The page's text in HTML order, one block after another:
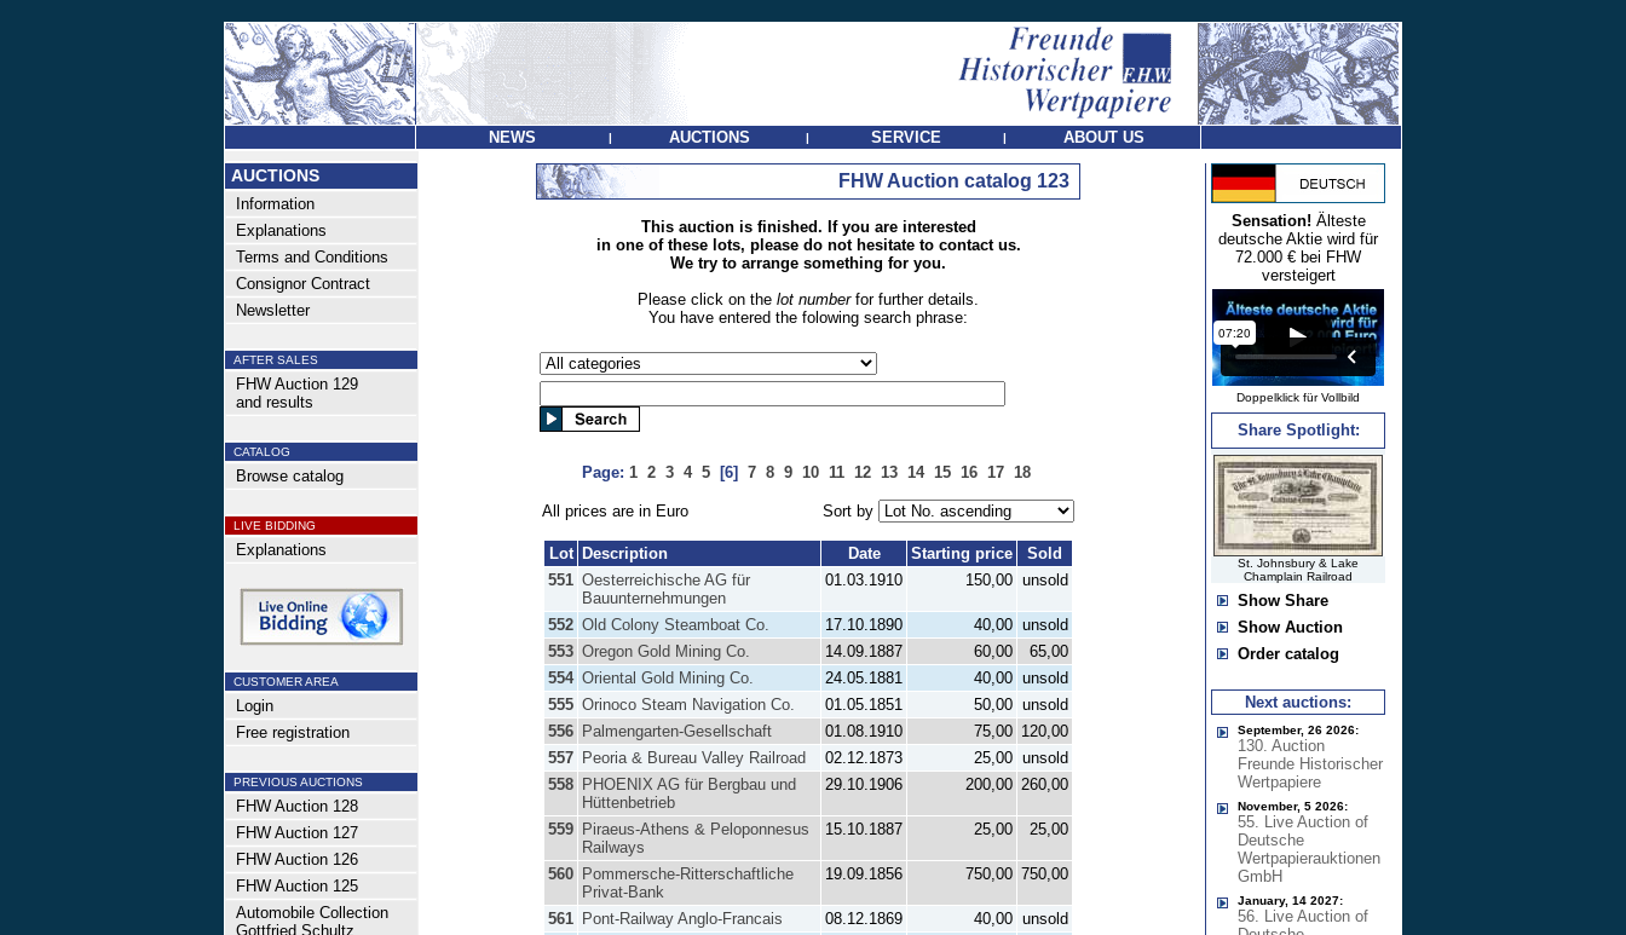
NEWS | AUCTIONS | SERVICE | ABOUT US
AUCTIONS
Information
Explanations
Terms and Conditions
Consignor Contract
Newsletter
AFTER SALES
FHW Auction 129
and results
CATALOG
Browse catalog
LIVE BIDDING
Explanations
CUSTOMER AREA
Login
Free registration
PREVIOUS AUCTIONS
FHW Auction 128
FHW Auction 127
FHW Auction 126
FHW Auction 125
Automobile Collection
Gottfried Schultz
FHW Auction catalog 123
This auction is finished. If you are interested
in one of these lots, please do not hesitate to contact us.
We try to arrange something for you.
Please click on the lot numberfor further details.
You have entered the folowing search phrase:
Page: 1 2 3 4 5 [6] 7 8 9 10 11 12 13 14 15 16 17 18
All prices are in Euro Sort by
Lot Description Date Starting price
Sold
551 Oesterreichische AG für
Bauunternehmungen
01.03.1910 150,00 unsold
552 Old Colony Steamboat Co. 17.10.1890 40,00 unsold
553 Oregon Gold Mining Co. 14.09.1887 60,00
65,00
554 Oriental Gold Mining Co. 24.05.1881 40,00 unsold
555 Orinoco Steam Navigation Co. 01.05.1851 50,00 unsold
556 Palmengarten-Gesellschaft 01.08.1910 75,00 120,00
557 Peoria & Bureau Valley Railroad 02.12.1873 25,00 unsold
558 PHOENIX AG für Bergbau und
Hüttenbetrieb
29.10.1906 200,00 260,00
559 Piraeus-Athens & Peloponnesus
Railways
15.10.1887 25,00 25,00
560 Pommersche-Ritterschaftliche
Privat-Bank
19.09.1856 750,00 750,00
561 Pont-Railway Anglo-Francais 08.12.1869 40,00 unsold
Sensation! Älteste
deutsche Aktie wird für
72.000 € bei FHW
versteigert
Doppelklick für Vollbild
Share Spotlight:
St. Johnsbury & Lake
Champlain Railroad
Show Share
Show Auction
Order catalog
Next auctions:
September, 26 2026:
130. Auction
Freunde Historischer
Wertpapiere
November, 5 2026:
55. Live Auction of
Deutsche
Wertpapierauktionen
GmbH
January, 14 2027:
56. Live Auction of